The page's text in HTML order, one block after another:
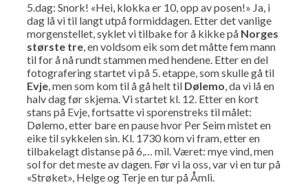
5.dag: Snork! «Hei, klokka er 10, opp av posen!» Ja, i
dag lå vi til langt utpå formiddagen. Etter det vanlige
morgenstellet, syklet vi tilbake for å kikke på Norges
største tre, en voldsom eik som det måtte fem mann
til for å nå rundt stammen med hendene. Etter en del
fotografering startet vi på 5. etappe, som skulle gå til
Evje, men som kom til å gå helt til Dølemo, da vi lå en
halv dag før skjema. Vi startet kl. 12. Etter en kort
stans på Evje, fortsatte vi sporenstreks til målet:
Dølemo, etter bare en pause hvor Per Seim mistet en
eike til sykkelen sin. Kl. 1730 kom vi fram, etter en
tilbakelagt distanse på 6,… mil. Været: mye vind, men
sol for det meste av dagen. Før vi la oss, var vi en tur på
«Strøket», Helge og Terje en tur på Åmli.